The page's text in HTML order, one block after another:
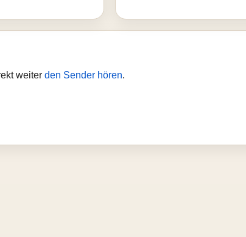
weiter den Sender hören.